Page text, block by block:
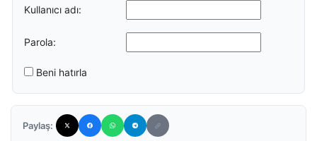
Kullanıcı adı:
Parola:
Beni hatırla
Paylaş: